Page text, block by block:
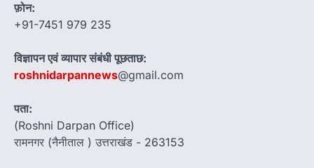
फ़ोन:
+91-7451 979 235
विज्ञापन एवं व्यापार संबंधी पूछताछ:
roshnidarpannews@gmail.com
पता:
(Roshni Darpan Office)
रामनगर (नैनीताल ) उत्तराखंड - 263153